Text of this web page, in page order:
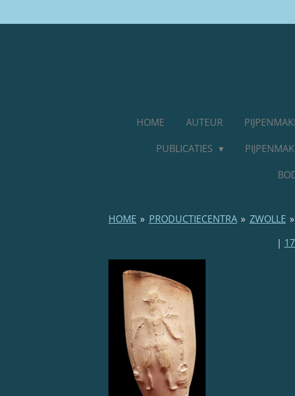
direct
HOME AUTEUR
PUBLICATIES
HOME » PRODUCTIECENTRA » ZWOLLE »
|